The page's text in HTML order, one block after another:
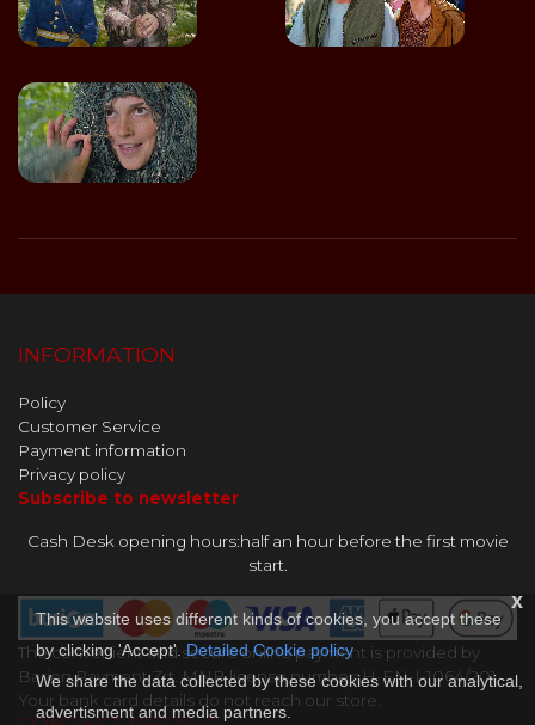
x
This website uses different kinds of cookies, you accept these
by clicking 'Accept'.Detailed Cookie policy
We share the data collected by these cookies with our analytical,
advertisment and media partners.
INFORMATION
Policy
Customer Service
Payment information
Privacy policy
Subscribe to newsletter
Cash Desk opening hours:half an hour before the first movie
start.
The convenient and secure online payment is provided by
Barion Payment Zrt. MNB license number: H-EN-I-1064/201.
Your bank card details do not reach our store.